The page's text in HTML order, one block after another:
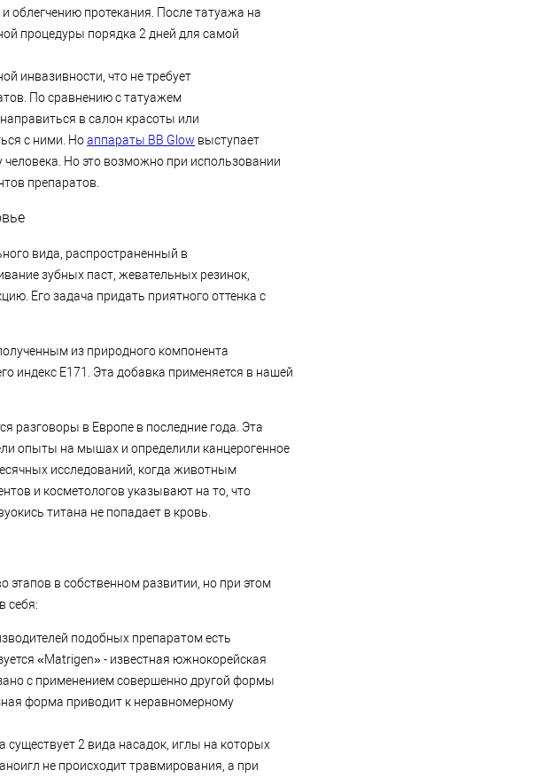
облегчению протекания. После татуажа на
процедуры порядка 2 дней для самой
инвазивности, что не требует
По сравнению с татуажем
в салон красоты или
с ними. Ноаппараты BB Glow выступает
Но это возможно при использовании
препаратов.
вида, распространенный в
зубных паст, жевательных резинок,
Его задача придать приятного оттенка с
из природного компонента
индекс Е171. Эта добавка применяется в нашей
разговоры в Европе в последние года. Эта
опыты на мышах и определили канцерогенное
исследований, когда животным
и косметологов указывают на то, что
титана не попадает в кровь.
этапов в собственном развитии, но при этом
себя:
подобных препаратом есть
«Matrigen» - известная южнокорейская
с применением совершенно другой формы
форма приводит к неравномерному
2 вида насадок, иглы на которых
не происходит травмирования, а при